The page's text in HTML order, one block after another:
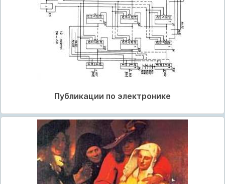
Публикации по электронике